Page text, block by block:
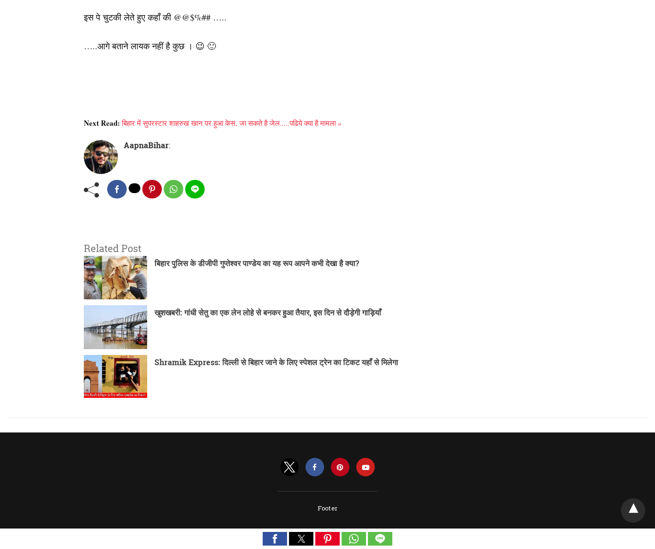
इस पे चुटकी लेते हुए कहाँ की @@$%## …..
…..आगे बताने लायक नहीं है कुछ । 😉 🙂
Next Read:बिहार में सुपरस्टार शाहरुख खान पर हुआ केस, जा सकते है जेल.....पढिये क्या है मामला »
AapnaBihar:
Related Post
बिहार पुलिस के डीजीपी गुप्तेश्वर पाण्डेय का यह रूप आपने कभी देखा है क्या?
खुशखबरी: गांधी सेतु का एक लेन लोहे से बनकर हुआ तैयार, इस दिन से दौड़ेगी गाड़ियाँ
Shramik Express: दिल्ली से बिहार जाने के लिए स्पेशल ट्रेन का टिकट यहाँ से मिलेगा
Footer